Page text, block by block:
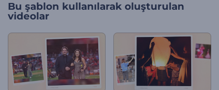
Bu şablon kullanılarak oluşturulan
videolar